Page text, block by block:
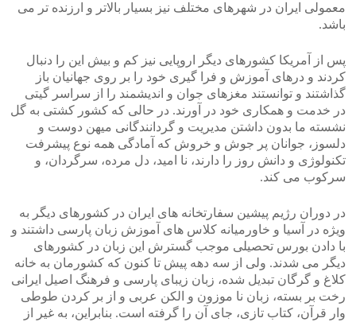
معمولی ایران در شهرهای مختلف نیز بسیار بالاتر و ارزنده تر می
باشد.
پس از آمریکا کشورهای دیگر اروپایی نیز کم و بیش این را دنبال
کردند و درهای آموزش و فرا گیری خود را بر روی جهانیان باز
گذاشتند و توانستند مغزهای جوان و اندیشمند را از سراسر گیتی
در خدمت و همکاری خود در آورند. در حالی که کشور کشتی به گل
نشسته ما بدون داشتن مدیریت و گردانندگانی میهن دوست و
دلسوز، جوانان پر جوش و خروش که آمادگی همه نوع پیشرفت
تکنولوژی و دانش روز را دارند، نا امید، دل مرده، سرگردان، و
سرکوب می کند.
در دوران رژیم پیشین سفارتخانه های ایران در کشورهای دیگر به
ویژه در آسیا و خاورمیانه کلاس های آموزش زبان پارسی داشتند و
با دادن بورس تحصیلی موجب گسترش این زبان در کشورهای
دیگر می شدند. ولی از سه دهه پیش تا کنون که کشورمان به خانه
کلاغ و گرگان تبدیل شده، زبان زیبای پارسی و فرهنگ اصیل ایرانی
رخت بر بسته، زبان نا موزون و الکن عربی و از بر کردن طوطی
وار قرآن، کتاب تازی، جای آن را گرفته است. بنابراین، به غیر از